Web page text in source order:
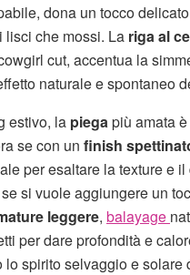
dona un tocco
lisci che mossi. La riga al
cut, accentua la
naturale e spontaneo
estivo, la piegapiù amata
se con un finish
per esaltare la texture e
si vuole aggiungere un
leggere, balayage
per dare profondità e
lo spirito selvaggio e solare